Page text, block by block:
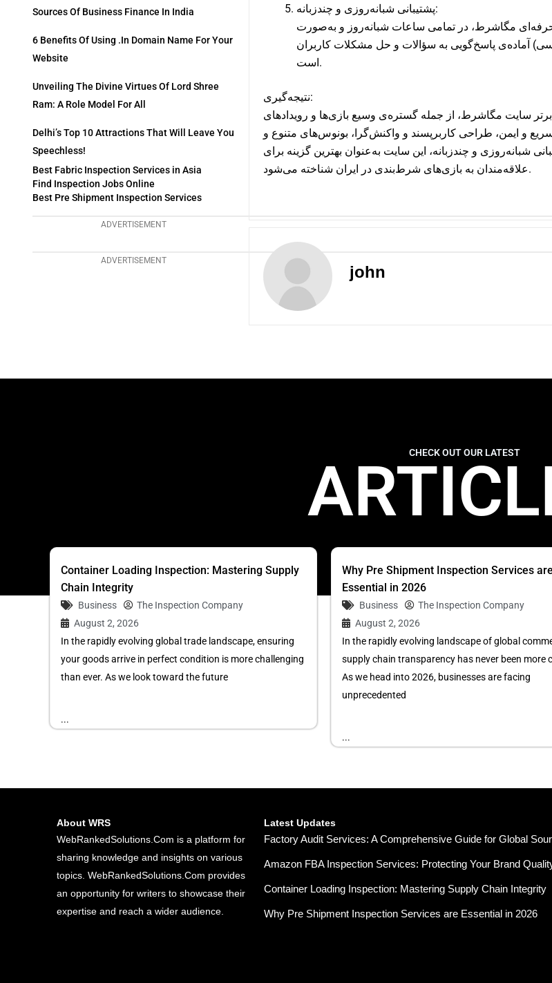
Sources Of Business Finance In India
6 Benefits Of Using .in Domain Name For Your
Website
Unveiling The Divine Virtues Of Lord Shree
Ram: A Role Model For All
Delhi’s Top 10 Attractions That Will Leave You
Speechless!
Best Fabric Inspection Services in Asia
Find Inspection Jobs Online
Best Pre Shipment Inspection Services
ADVERTISEMENT
ADVERTISEMENT
پشتیبانی شبانه‌روزی و چندزبانه:
مگاشرط، در تمامی ساعات شبانه‌روز و به‌صورت
آماده‌ی پاسخ‌گویی به سؤالات و حل مشکلات کاربران
است.
نتیجه‌گیری:
برتر سایت مگاشرط، از جمله گستره‌ی وسیع بازی‌ها و رویدادهای
و ایمن، طراحی کاربر‌پسند و واکنش‌گرا، بونوس‌های متنوع و
شبانه‌روزی و چندزبانه، این سایت به‌عنوان بهترین گزینه برای
علاقه‌مندان به بازی‌های شرط‌بندی در ایران شناخته می‌شود.
john
CHECK OUT OUR LATEST
Container Loading Inspection: Mastering Supply
Chain Integrity
Business
The Inspection Company
August 2, 2026
In the rapidly evolving global trade landscape, ensuring
your goods arrive in perfect condition is more challenging
than ever. As we look toward the future
...
Why Pre Shipment Inspection Services are
Essential in 2026
Business
The Inspection Company
August 2, 2026
In the rapidly evolving landscape of global
supply chain transparency has never been more
As we head into 2026, businesses are facing
unprecedented
...
About WRS
WebRankedSolutions.Com is a platform for
sharing knowledge and insights on various
topics. WebRankedSolutions.Com provides
an opportunity for writers to showcase their
expertise and reach a wider audience.
Latest Updates
Factory Audit Services: A Comprehensive Guide for Global
Amazon FBA Inspection Services: Protecting Your Brand
Container Loading Inspection: Mastering Supply Chain Integrity
Why Pre Shipment Inspection Services are Essential in 2026